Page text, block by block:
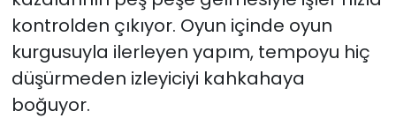
kontrolden çıkıyor. Oyun içinde oyun
kurgusuyla ilerleyen yapım, tempoyu hiç
düşürmeden izleyiciyi kahkahaya
boğuyor.